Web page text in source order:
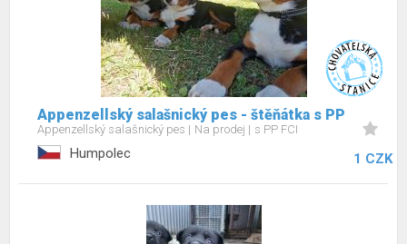
Appenzellský salašnický pes - štěňátka s PP
Appenzellský salašnický pes Na prodej s PP FCI
Humpolec 1 CZK